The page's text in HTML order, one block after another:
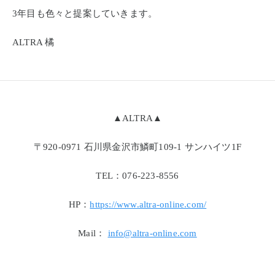
3年目も色々と提案していきます。
ALTRA 橘
▲ALTRA▲
〒920-0971 石川県金沢市鱗町109-1 サンハイツ1F
TEL：076-223-8556
HP：https://www.altra-online.com/
Mail： info@altra-online.com